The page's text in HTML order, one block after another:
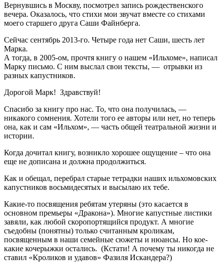
Вернувшись в Москву, посмотрел запись рождественского
вечера. Оказалось, что стихи мои звучат вместе со стихами
моего старшего друга Саши Файнберга.
Сейчас сентябрь 2013-го. Четыре года нет Саши, шесть лет
Марка.
А тогда, в 2005-ом, прочтя книгу о нашем «Ильхоме», написал
Марку письмо. С ним выслал свои тексты, — отрывки из
разных капустников.
Дорогой Марк! Здравствуй!
Спасибо за книгу про нас. То, что она получилась, —
никакого сомнения. Хотели того ее авторы или нет, но теперь
она, как и сам «Ильхом», — часть общей театральной жизни и
истории.
Когда дочитал книгу, возникло хорошее ощущение – что она
еще не дописана и должна продолжиться.
Как и обещал, перебрал старые тетрадки наших ильхомовских
капустников восьмидесятых и высылаю их тебе.
Какие-то посвящения ребятам утеряны (это касается в
основном премьеры «Дракона»). Многие капустные листики
завяли, как любой скоропортящийся продукт. А многие
съедобны (понятны) только считанным кроликам,
посвященным в наши семейные сюжеты и нюансы. Но кое-
какие кочерыжки остались. (Кстати! А почему ты никогда не
ставил «Кроликов и удавов» Фазиля Искандера?)